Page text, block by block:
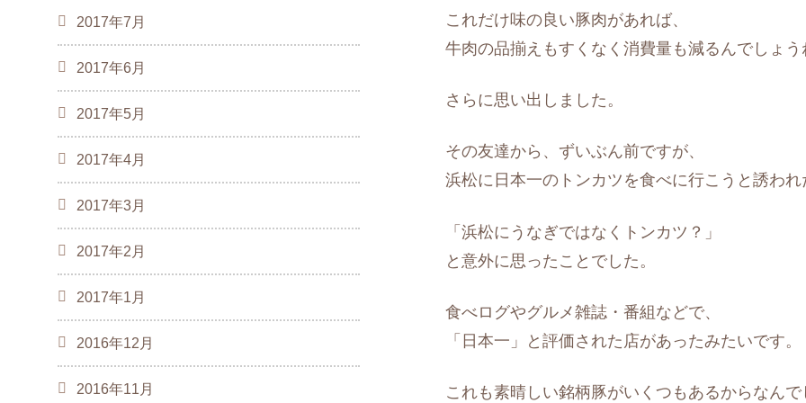
これだけ味の良い豚肉があれば、
牛肉の品揃えもすくなく消費量も減るんでしょう
さらに思い出しました。
その友達から、ずいぶん前ですが、
浜松に日本一のトンカツを食べに行こうと誘われ
「浜松にうなぎではなくトンカツ？」
と意外に思ったことでした。
食べログやグルメ雑誌・番組などで、
「日本一」と評価された店があったみたいです。
これも素晴しい銘柄豚がいくつもあるからなんで
2017年7月
2017年6月
2017年5月
2017年4月
2017年3月
2017年2月
2017年1月
2016年12月
2016年11月